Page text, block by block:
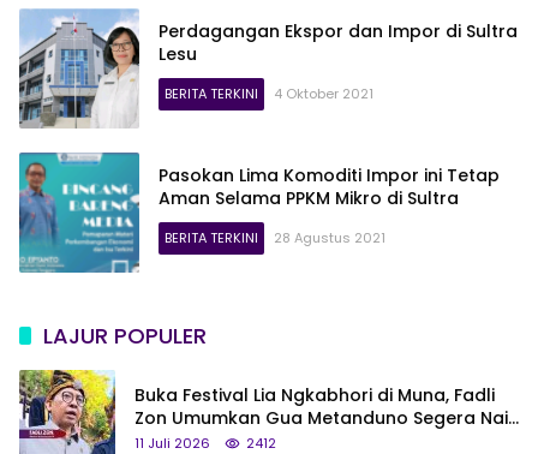
Perdagangan Ekspor dan Impor di Sultra
Lesu
BERITA TERKINI 4 Oktober 2021
Pasokan Lima Komoditi Impor ini Tetap
Aman Selama PPKM Mikro di Sultra
BERITA TERKINI 28 Agustus 2021
LAJUR POPULER
Buka Festival Lia Ngkabhori di Muna, Fadli
Zon Umumkan Gua Metanduno Segera Naik
Status Jadi Cagar Budaya Nasional
11 Juli 2026 2412